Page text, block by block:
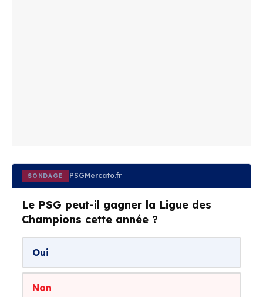
SONDAGE PSGMercato.fr
Le PSG peut-il gagner la Ligue des
Champions cette année ?
Oui
Non